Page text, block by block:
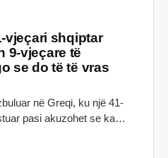
vjeçari shqiptar
9-vjeçare të
se do të të vras
në Greqi, ku një 41-
pasi akuzohet se ka…